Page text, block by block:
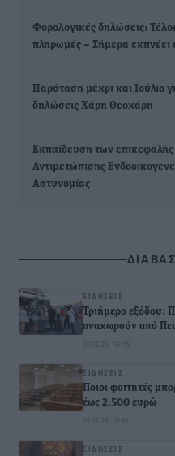
Φορολογικές δηλώσεις:
πληρωμές – Σήμερα εκπνέει
Παράταση μέχρι και Ιούλιο
δηλώσεις Χάρη Θεοχάρη
Εκπαίδευση των
Αντιμετώπισης
Αστυνομίας
ΕΙΔΉΣΕΙΣ
Τριήμερο εξόδου:
αναχωρούν από
07.08.26 · 18:45
ΕΙΔΉΣΕΙΣ
Ποιοι φοιτητές
έως 2.500 ευρώ
07.08.26 · 18:10
ΕΙΔΉΣΕΙΣ